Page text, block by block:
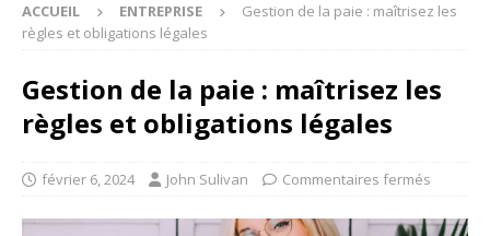
ACCUEIL ENTREPRISE
Gestion de la paie : maîtrisez les
règles et obligations légales
Gestion de la paie : maîtrisez les
règles et obligations légales
février 6, 2024 John Sulivan Commentaires fermés